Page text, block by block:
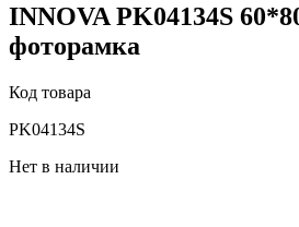
INNOVA PK04134S
фоторамка
Код товара
PK04134S
Нет в наличии